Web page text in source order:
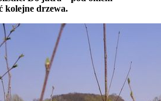
kolejne drzewa.